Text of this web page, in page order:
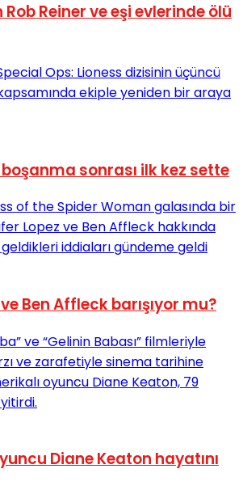
Reiner ve eşi evlerinde ölü
sonrası ilk kez sette
Ben Affleck barışıyor mu?
Diane Keaton hayatını